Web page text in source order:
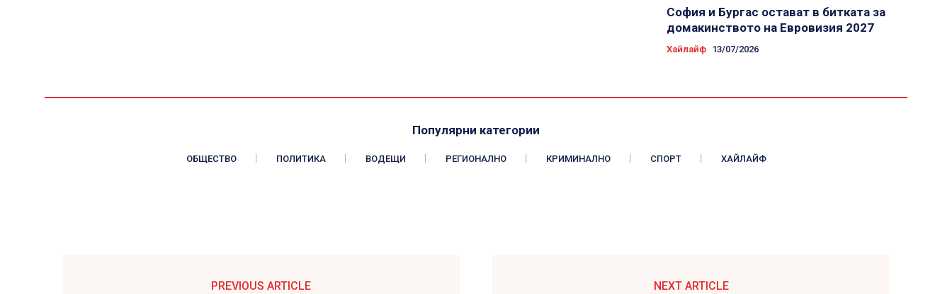
София и Бургас остават в битката за
домакинството на Евровизия 2027
Хайлайф 13/07/2026
Популярни категории
ОБЩЕСТВО ПОЛИТИКА ВОДЕЩИ РЕГИОНАЛНО КРИМИНАЛНО СПОРТ ХАЙЛАЙФ
PREVIOUS ARTICLE NEXT ARTICLE